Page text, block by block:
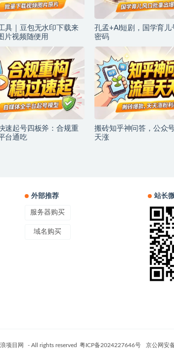
具｜豆包无水印下载来
片视频随便用
孔孟+AI短剧，国学育儿
密码
速起号四板斧：合规重
台通吃
搬砖知乎神问答，公众
天涨
外部推荐
服务器购买
域名购买
站长
项目网 - All rights reserved 粤ICP备2024227646号 京公网安